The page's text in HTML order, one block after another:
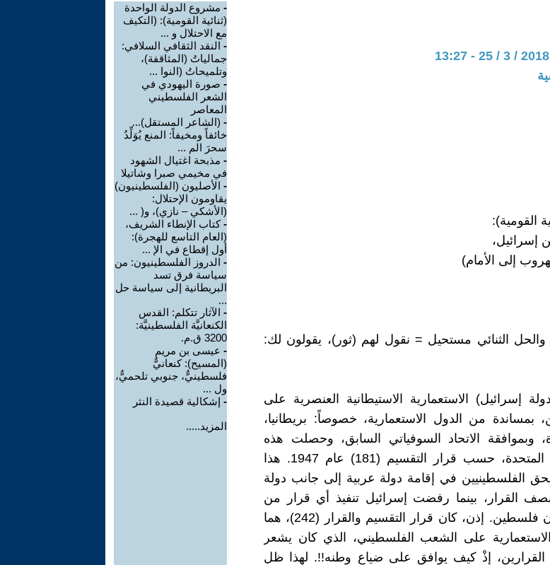
القومية):
إسرائيل،
إلى الأمام)
الثنائي مستحيل = نقول لهم (ثور)، يقولون لك:
إسرائيل) الاستعمارية الاستيطانية العنصرية على
من الدول الاستعمارية، خصوصاً: بريطانيا،
وبموافقة الاتحاد السوفياتي السابق، وحصلت هذه
الدولة على اعتراف الأمم المتحدة، حسب قرار التقسيم (181) عام 1947. هذا
الفلسطينيين في إقامة دولة عربية إلى جانب دولة
نصف القرار، بينما رفضت إسرائيل تنفيذ أي قرار من
قرارات الأمم المتحدة بشأن فلسطين. إذن، كان قرار التقسيم والقرار (242)، هما
على الشعب الفلسطيني، الذي كان يشعر
القرارين، إذْ كيف يوافق على ضياع وطنه!!. لهذا ظل
- مشروع الدولة الواحدة
(ثنائية القومية): (التكيف
مع الاحتلال و ...
- النقد الثقافي السلافي:
جمالياتُ (المثاقفة)،
وتلميحاتُ (النوا ...
- صورة اليهودي في
الشعر الفلسطيني
المعاصر
- (الشاعر المستقل)...
خائفاً ومخيفاً: المنع يُوَلِّدُ
سحرَ الم ...
- مذبحة اغتيال الشهود
في مخيمي صبرا وشاتيلا
- الأصليون (الفلسطينيون)
يقاومون الإحتلال:
(الأشكي – نازي)، و( ...
-كتاب الإنطاء الشريف،
(العام التاسع للهجرة):
أول إقطاع في الإ ...
- الدروز الفلسطينيون: من
سياسة فرق تسد
البريطانية إلى سياسة حل
...
- الآثار تتكلم: القدس
الكنعانيَّة الفلسطينيَّة:
3200 ق.م.
- عيسى بن مريم
(المسيح): كنعانيٌّ
فلسطينيٌّ، جنوبي تلحميٌّ،
ول ...
- إشكالية قصيدة النثر
المزيد.....